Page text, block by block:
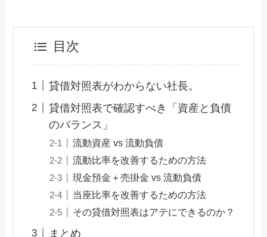
目次
貸借対照表がわからない社長。
貸借対照表で確認すべき「資産と負債
のバランス」
流動資産 vs 流動負債
流動比率を改善するための方法
現金預金＋売掛金 vs 流動負債
当座比率を改善するための方法
その貸借対照表はアテにできるのか？
まとめ